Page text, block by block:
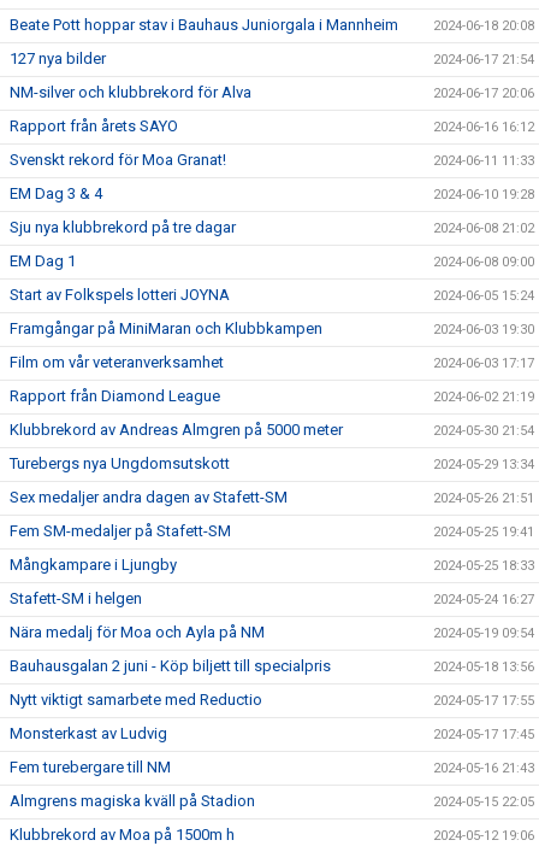
Beate Pott hoppar stav i Bauhaus Juniorgala i Mannheim 2024-06-18 20:08
127 nya bilder 2024-06-17 21:54
NM-silver och klubbrekord för Alva 2024-06-17 20:06
Rapport från årets SAYO 2024-06-16 16:12
Svenskt rekord för Moa Granat! 2024-06-11 11:33
EM Dag 3 & 4 2024-06-10 19:28
Sju nya klubbrekord på tre dagar 2024-06-08 21:02
EM Dag 1 2024-06-08 09:00
Start av Folkspels lotteri JOYNA 2024-06-05 15:24
Framgångar på MiniMaran och Klubbkampen 2024-06-03 19:30
Film om vår veteranverksamhet 2024-06-03 17:17
Rapport från Diamond League 2024-06-02 21:19
Klubbrekord av Andreas Almgren på 5000 meter 2024-05-30 21:54
Turebergs nya Ungdomsutskott 2024-05-29 13:34
Sex medaljer andra dagen av Stafett-SM 2024-05-26 21:51
Fem SM-medaljer på Stafett-SM 2024-05-25 19:41
Mångkampare i Ljungby 2024-05-25 18:33
Stafett-SM i helgen 2024-05-24 16:27
Nära medalj för Moa och Ayla på NM 2024-05-19 09:54
Bauhausgalan 2 juni - Köp biljett till specialpris 2024-05-18 13:56
Nytt viktigt samarbete med Reductio 2024-05-17 17:55
Monsterkast av Ludvig 2024-05-17 17:45
Fem turebergare till NM 2024-05-16 21:43
Almgrens magiska kväll på Stadion 2024-05-15 22:05
Klubbrekord av Moa på 1500m h 2024-05-12 19:06